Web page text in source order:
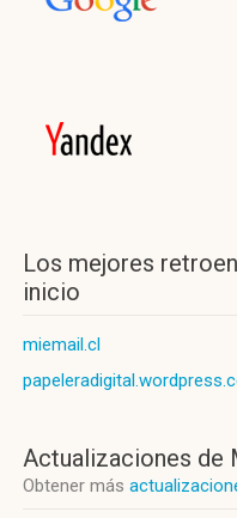
Los mejores
inicio
miemail.cl
Actualizaciones de
Obtener más